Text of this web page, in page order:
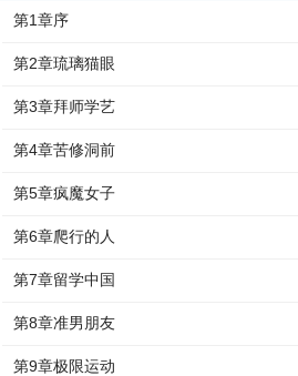
第1章序
第2章琉璃猫眼
第3章拜师学艺
第4章苦修洞前
第5章疯魔女子
第6章爬行的人
第7章留学中国
第8章准男朋友
第9章极限运动